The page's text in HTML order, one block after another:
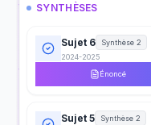
SYNTHÈSES
Sujet 6
Synthèse 2
2024-2025
Énoncé
Sujet 5
Synthèse 2